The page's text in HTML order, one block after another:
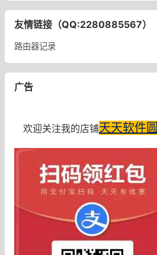
友情链接（QQ:2280885567）
路由器记录
广告
欢迎关注我的店铺天天软件圆